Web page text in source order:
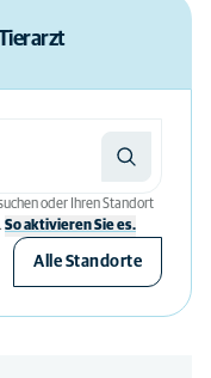
oder Ihren Standort
So aktivieren Sie es.
Alle Standorte